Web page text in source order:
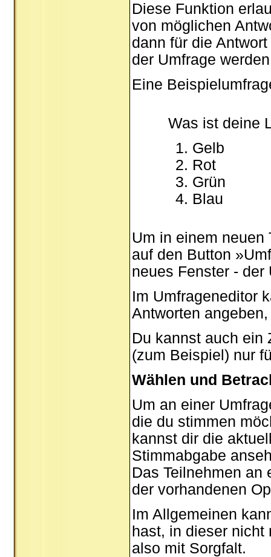
Diese Funktion
von möglichen
dann für die
der Umfrage
Eine
Was ist deine
Gelb
Rot
Grün
Blau
Um in einem
auf den Button
neues Fenster - der
Im Umfrageneditor
Antworten
Du kannst auch ein
(zum Beispiel) nur
Wählen und
Um an einer
die du stimmen
kannst dir die
Stimmabgabe
Das Teilnehmen an
der vorhandenen
Im Allgemeinen
hast, in dieser nicht
also mit Sorgfalt.